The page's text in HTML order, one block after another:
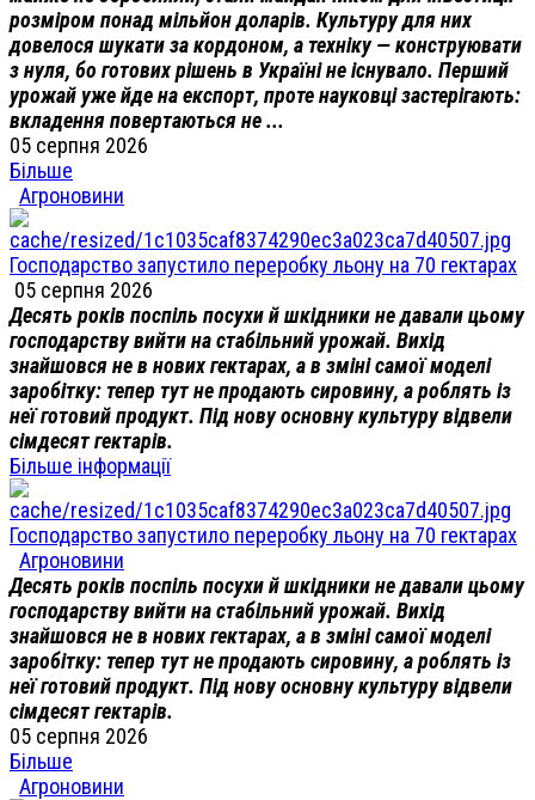
розміром понад мільйон доларів. Культуру для них
довелося шукати за кордоном, а техніку — конструювати
з нуля, бо готових рішень в Україні не існувало. Перший
урожай уже йде на експорт, проте науковці застерігають:
вкладення повертаються не ...
05 серпня 2026
Більше
Агроновини
Господарство запустило переробку льону на 70 гектарах
05 серпня 2026
Десять років поспіль посухи й шкідники не давали цьому
господарству вийти на стабільний урожай. Вихід
знайшовся не в нових гектарах, а в зміні самої моделі
заробітку: тепер тут не продають сировину, а роблять із
неї готовий продукт. Під нову основну культуру відвели
сімдесят гектарів.
Більше інформації
Господарство запустило переробку льону на 70 гектарах
Агроновини
Десять років поспіль посухи й шкідники не давали цьому
господарству вийти на стабільний урожай. Вихід
знайшовся не в нових гектарах, а в зміні самої моделі
заробітку: тепер тут не продають сировину, а роблять із
неї готовий продукт. Під нову основну культуру відвели
сімдесят гектарів.
05 серпня 2026
Більше
Агроновини